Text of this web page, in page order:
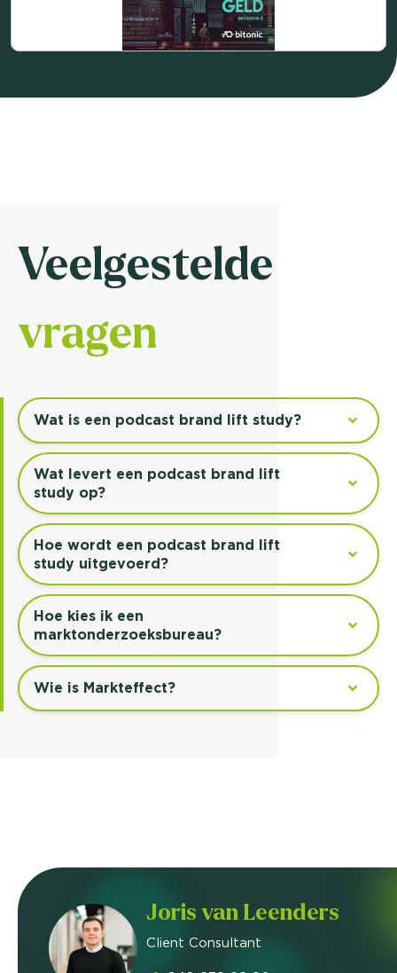
Veelgestelde
vragen
Wat is een podcast brand lift study?
Wat levert een podcast brand lift
study op?
Hoe wordt een podcast brand lift
study uitgevoerd?
Hoe kies ik een
marktonderzoeksbureau?
Wie is Markteffect?
Joris van Leenders
Client Consultant